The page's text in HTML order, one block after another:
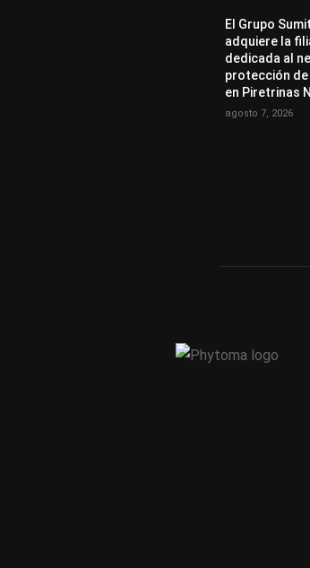
El Grupo
adquiere la
dedicada al
protección
en Piretrinas
agosto 7, 2026